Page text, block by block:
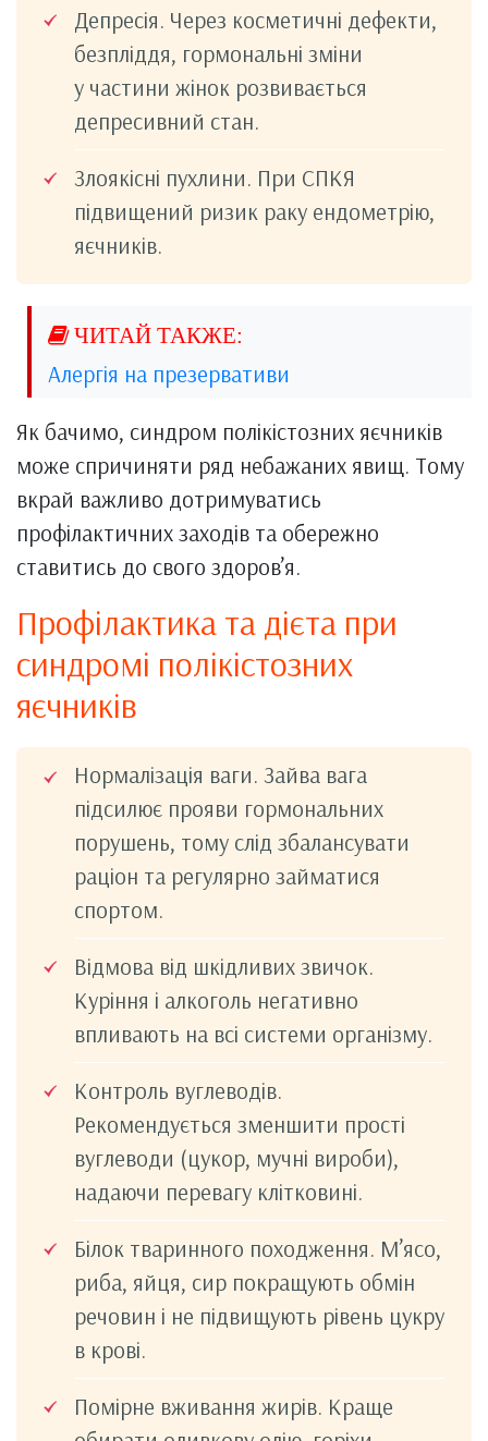
Депресія. Через косметичні дефекти,
безпліддя, гормональні зміни
у частини жінок розвивається
депресивний стан.
Злоякісні пухлини. При СПКЯ
підвищений ризик раку ендометрію,
яєчників.
Алергія на презервативи
Як бачимо, синдром полікістозних яєчників
може спричиняти ряд небажаних явищ. Тому
вкрай важливо дотримуватись
профілактичних заходів та обережно
ставитись до свого здоров’я.
Профілактика та дієта при
синдромі полікістозних
яєчників
Нормалізація ваги. Зайва вага
підсилює прояви гормональних
порушень, тому слід збалансувати
раціон та регулярно займатися
спортом.
Відмова від шкідливих звичок.
Куріння і алкоголь негативно
впливають на всі системи організму.
Контроль вуглеводів.
Рекомендується зменшити прості
вуглеводи (цукор, мучні вироби),
надаючи перевагу клітковині.
Білок тваринного походження. М’ясо,
риба, яйця, сир покращують обмін
речовин і не підвищують рівень цукру
в крові.
Помірне вживання жирів. Краще